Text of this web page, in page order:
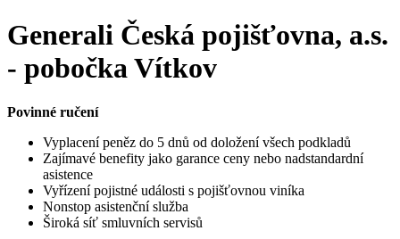
Generali Česká pojišťovna, a.s.
- pobočka Vítkov
Povinné ručení
Vyplacení peněz do 5 dnů od doložení všech podkladů
Zajímavé benefity jako garance ceny nebo nadstandardní
asistence
Vyřízení pojistné události s pojišťovnou viníka
Nonstop asistenční služba
Široká síť smluvních servisů